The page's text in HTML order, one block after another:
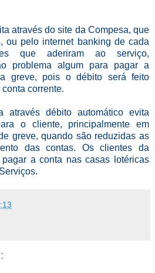
através do site da Compesa, que
ou pelo internet banking de cada
que aderiram ao serviço,
problema algum para pagar a
greve, pois o débito será feito
corrente.
através débito automático evita
o cliente, principalmente em
greve, quando são reduzidas as
das contas. Os clientes da
a conta nas casas lotéricas